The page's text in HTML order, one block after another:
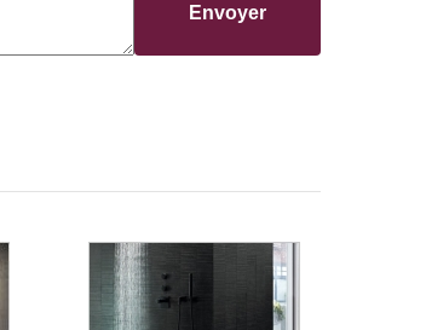
Envoyer